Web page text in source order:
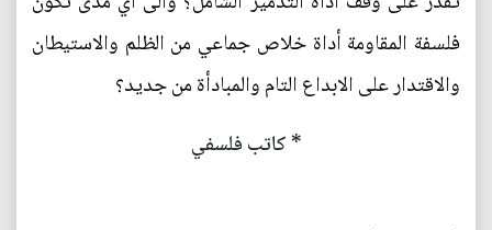
فلسفة المقاومة أداة خلاص جماعي من الظلم والاستيطان
والاقتدار على الابداع التام والمبادأة من جديد؟
* كاتب فلسفي